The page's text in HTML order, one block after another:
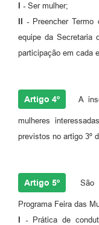
I -Ser mulher;
II -Preencher Termo
equipe da Secretaria
participação em cada
Artigo 4º A
mulheres
previstos no artigo 3º
Artigo 5º São
Programa Feira das
I -Prática de